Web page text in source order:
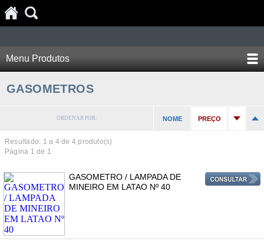
Menu Produtos
GASOMETROS
ORDENAR POR: NOME PREÇO
Resultado: 1 a 4de 4 produto(s)
Página 1 de 1
GASOMETRO / LAMPADA DE
MINEIRO EM LATAO Nº 40